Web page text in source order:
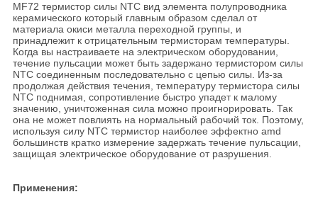
MF72 термистор силы NTC вид элемента полупроводника
керамического который главным образом сделал от
материала окиси металла переходной группы, и
принадлежит к отрицательным термисторам температуры.
Когда вы настраиваете на электрическом оборудовании,
течение пульсации может быть задержано термистором силы
NTC соединенным последовательно с цепью силы. Из-за
продолжая действия течения, температуру термистора силы
NTC поднимая, сопротивление быстро упадет к малому
значению, уничтоженная сила можно проигнорировать. Так
она не может повлиять на нормальный рабочий ток. Поэтому,
используя силу NTC термистор наиболее эффектно amd
большинств кратко измерение задержать течение пульсации,
защищая электрическое оборудование от разрушения.
Применения: